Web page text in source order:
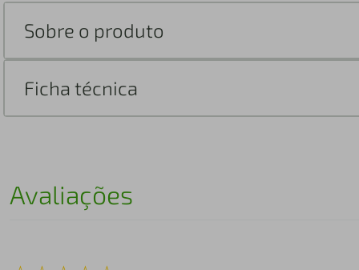
Sobre o produto
Ficha técnica
Avaliações